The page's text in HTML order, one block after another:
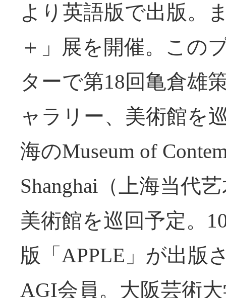
より英語版で出版。
＋」展を開催。この
ターで第18回亀倉雄
ャラリー、美術館を
海のMuseum of
Shanghai（上海当代
美術館を巡回予定。
版「APPLE」が出版
AGI会員。大阪芸術